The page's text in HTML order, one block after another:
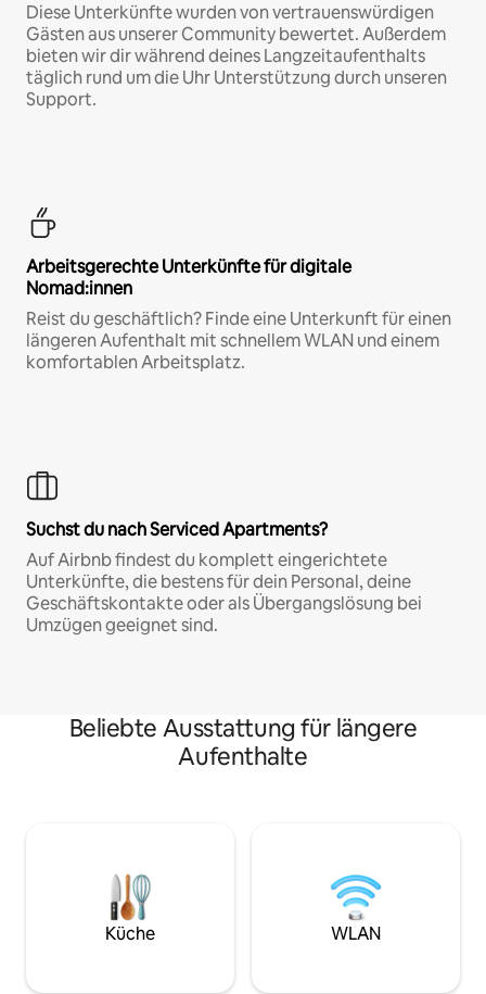
Diese Unterkünfte wurden von vertrauenswürdigen
Gästen aus unserer Community bewertet. Außerdem
bieten wir dir während deines Langzeitaufenthalts
täglich rund um die Uhr Unterstützung durch unseren
Support.
Arbeitsgerechte Unterkünfte für digitale
Nomad:innen
Reist du geschäftlich? Finde eine Unterkunft für einen
längeren Aufenthalt mit schnellem WLAN und einem
komfortablen Arbeitsplatz.
Suchst du nach Serviced Apartments?
Auf Airbnb findest du komplett eingerichtete
Unterkünfte, die bestens für dein Personal, deine
Geschäftskontakte oder als Übergangslösung bei
Umzügen geeignet sind.
Beliebte Ausstattung für längere
Aufenthalte
Küche WLAN